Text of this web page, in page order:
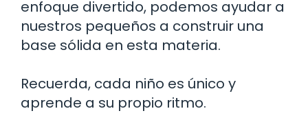
enfoque divertido, podemos ayudar a
nuestros pequeños a construir una
base sólida en esta materia.
Recuerda, cada niño es único y
aprende a su propio ritmo.